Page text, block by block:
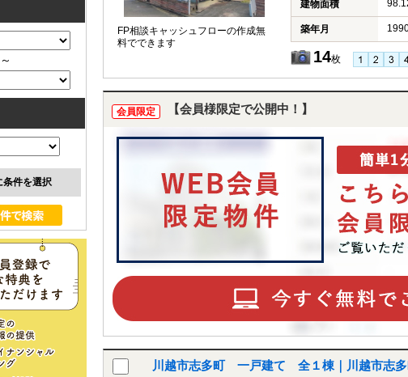
FP相談キャッシュフローの作成無
料でできます
建物面積
築年月
14枚
会員限定 【会員様限定で公開中！】
川越市志多町 一戸建て 全１棟｜川越市志多
～
条件を選択